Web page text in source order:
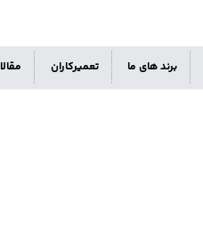
برند های ما تعمیرکاران